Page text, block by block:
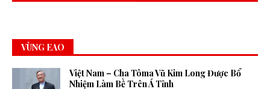
VÙNG EAO
Việt Nam – Cha Tôma Vũ Kim Long Được Bổ
Nhiệm Làm Bề Trên Á Tỉnh